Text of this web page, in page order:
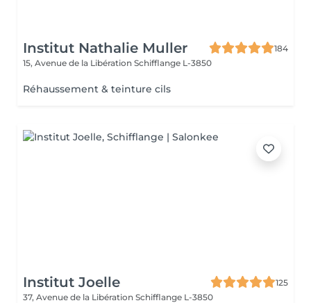
Institut Nathalie Muller
184
15, Avenue de la Libération Schifflange L-3850
Réhaussement & teinture cils
Institut Joelle
125
37, Avenue de la Libération Schifflange L-3850